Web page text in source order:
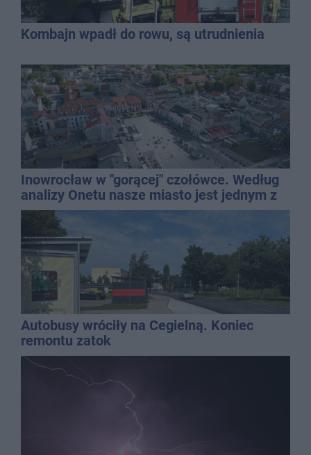
Kombajn wpadł do rowu, są utrudnienia
Inowrocław w "gorącej" czołówce. Według
analizy Onetu nasze miasto jest jednym z
najbardziej narażonych na upały
Autobusy wróciły na Cegielną. Koniec
remontu zatok